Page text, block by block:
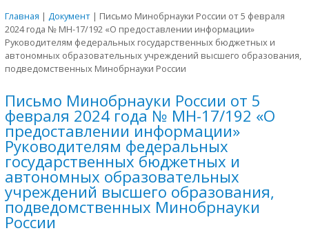
Главная | Документ | Письмо Минобрнауки России от 5 февраля
2024 года № МН-17/192 «О предоставлении информации»
Руководителям федеральных государственных бюджетных и
автономных образовательных учреждений высшего образования,
подведомственных Минобрнауки России
Письмо Минобрнауки России от 5
февраля 2024 года № МН-17/192 «О
предоставлении информации»
Руководителям федеральных
государственных бюджетных и
автономных образовательных
учреждений высшего образования,
подведомственных Минобрнауки
России